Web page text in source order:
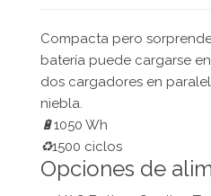
Compacta pero
batería puede cargarse
dos cargadores en
niebla.
🔋1050 Wh
♻️1500 ciclos
Opciones de